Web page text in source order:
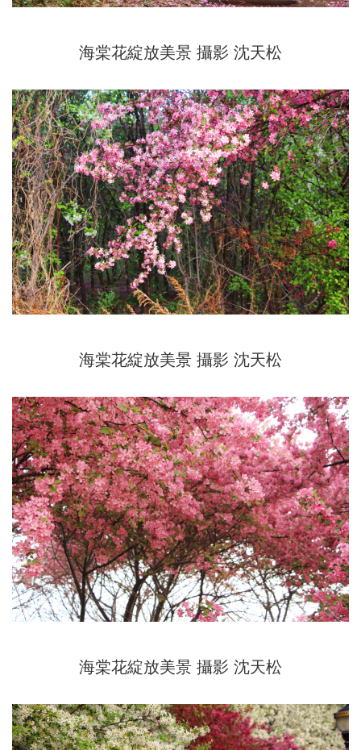
海棠花綻放美景 攝影 沈天松
海棠花綻放美景 攝影 沈天松
海棠花綻放美景 攝影 沈天松